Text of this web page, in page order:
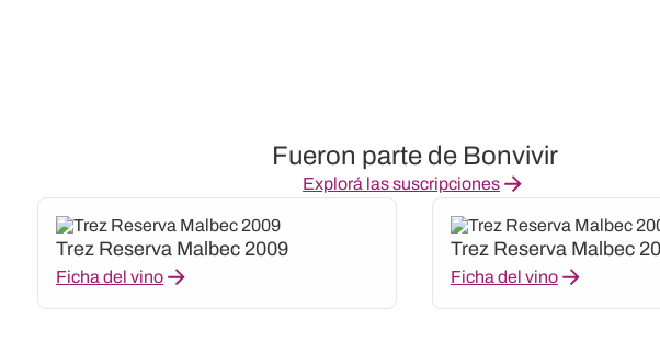
Fueron parte de Bonvivir
Explorá las suscripciones
Trez Reserva Malbec 2009
Ficha del vino
Trez Reserva Malbec
Ficha del vino